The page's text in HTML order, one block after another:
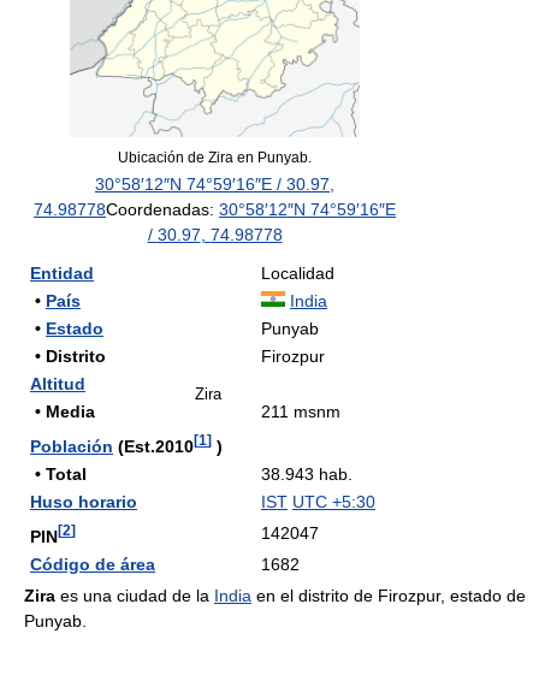
Zira
Ubicación de Zira en Punyab.
30°58′12″N 74°59′16″E / 30.97
74.98778Coordenadas: 30°58′12″N 74°59′16″E
/ 30.97 74.98778
Entidad
Localidad
• País
India
• Estado
Punyab
• Distrito
Firozpur
Altitud
• Media
211 msnm
Población (Est.2010[1] )
• Total
38.943 hab.
Huso horario
IST UTC +5:30
PIN[2]
142047
Código de área
1682
Zira es una ciudad de la India en el distrito de Firozpur, estado de
Punyab.